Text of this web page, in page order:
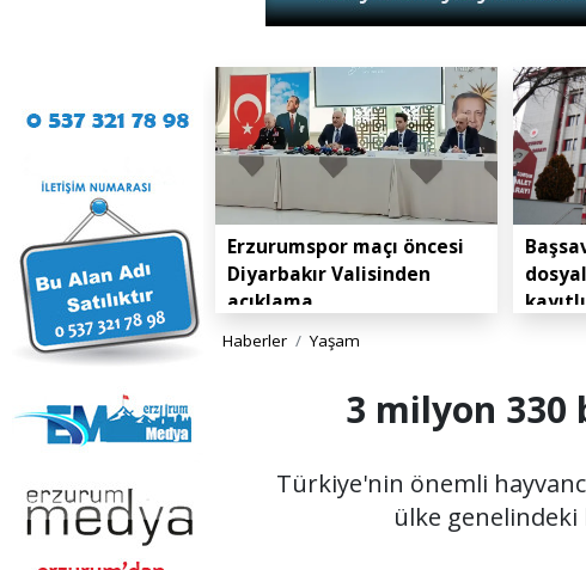
Erzurumspor maçı öncesi
Diyarbakır Valisinden
açıklama
Haberler Yaşam
3 milyon 330
Türkiye'nin önemli
ülke genelindeki